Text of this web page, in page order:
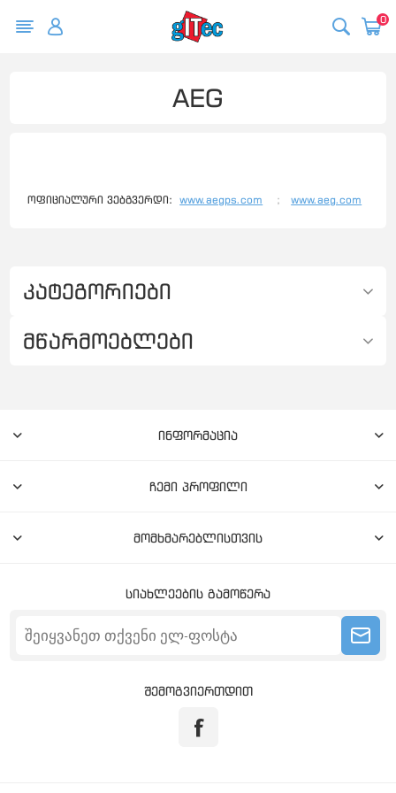
0
კატეგორიები
მწარმოებლები
AEG
ოფიციალური ვებგვერდი: www.aegps.com ;www.aeg.com
ინფორმაცია
ჩემი პროფილი
მომხმარებლისთვის
სიახლეების გამოწერა
შემოგვიერთდით